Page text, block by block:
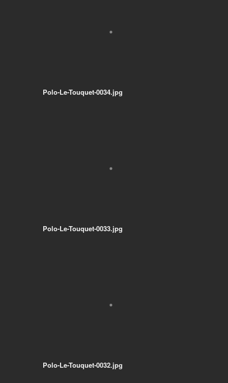
Polo-Le-Touquet-0034.jpg
Polo-Le-Touquet-0033.jpg
Polo-Le-Touquet-0032.jpg